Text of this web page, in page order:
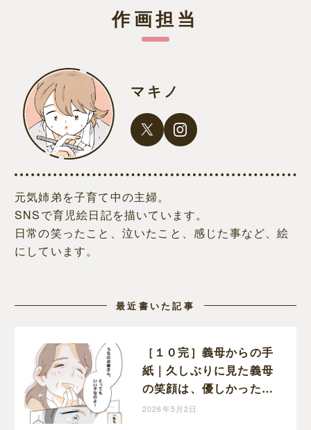
作画担当
マキノ
元気姉弟を子育て中の主婦。
SNSで育児絵日記を描いています。
日常の笑ったこと、泣いたこと、感じた事など、絵
にしています。
最近書いた記事
［１０完］義母からの手
紙｜久しぶりに見た義母
の笑顔は、優しかった頃
と変わらぬ笑顔だった
2026年5月2日